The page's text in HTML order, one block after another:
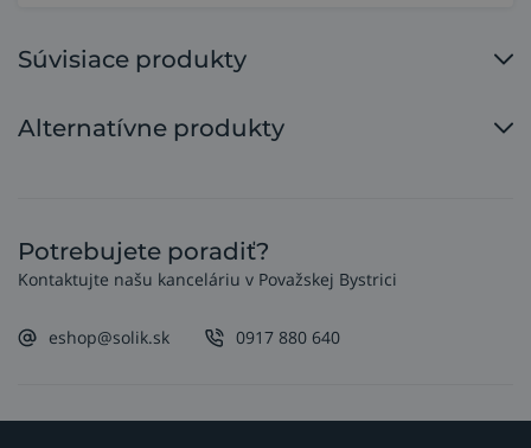
Súvisiace produkty
Alternatívne produkty
Potrebujete poradiť?
Kontaktujte našu kanceláriu v Považskej Bystrici
eshop@solik.sk 0917 880 640